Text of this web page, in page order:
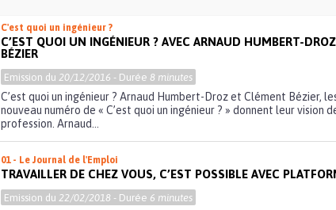
C'est quoi un ingénieur ?
C’EST QUOI UN INGÉNIEUR ? AVEC ARNAUD HUMBERT-
BÉZIER
Emission du20/12/2016 - Durée 8 minutes
C’est quoi un ingénieur ? Arnaud Humbert-Droz et Clément Bézier,
nouveau numéro de « C’est quoi un ingénieur ? » donnent leur vision
profession. Arnaud...
01 - Le Journal de l'Emploi
TRAVAILLER DE CHEZ VOUS, C’EST POSSIBLE AVEC
Emission du22/02/2018 - Durée 6 minutes